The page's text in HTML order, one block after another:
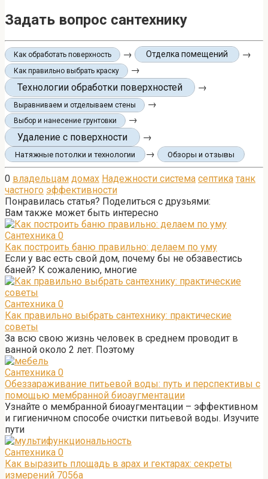
Задать вопрос сантехнику
Как обработать поверхность → Отделка помещений →
Как правильно выбрать краску
→
Технологии обработки поверхностей
→
Выравниваем и отделываем стены →
Выбор и нанесение грунтовки
→
Удаление с поверхности
→
Натяжные потолки и технологии → Обзоры и отзывы
0 владельцам домах Надежности система септика танк
частного эффективности
Понравилась статья? Поделиться с друзьями:
Вам также может быть интересно
Сантехника 0
Как построить баню правильно: делаем по уму
Если у вас есть свой дом, почему бы не обзавестись
баней? К сожалению, многие
Сантехника 0
Как правильно выбрать сантехнику: практические
советы
За всю свою жизнь человек в среднем проводит в
ванной около 2 лет. Поэтому
Сантехника 0
Обеззараживание питьевой воды: путь и перспективы с
помощью мембранной биоаугментации
Узнайте о мембранной биоаугментации – эффективном
и гигиеничном способе очистки питьевой воды. Изучите
пути
Сантехника 0
Как выразить площадь в арах и гектарах: секреты
измерений 7056а